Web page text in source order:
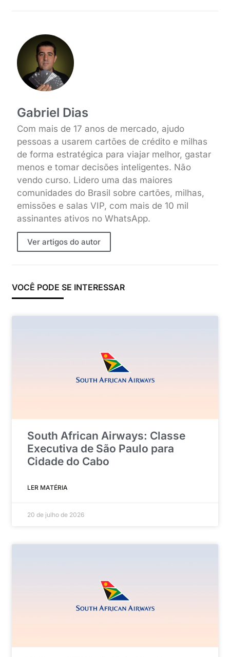
Gabriel Dias
Com mais de 17 anos de mercado, ajudo
pessoas a usarem cartões de crédito e milhas
de forma estratégica para viajar melhor, gastar
menos e tomar decisões inteligentes. Não
vendo curso. Lidero uma das maiores
comunidades do Brasil sobre cartões, milhas,
emissões e salas VIP, com mais de 10 mil
assinantes ativos no WhatsApp.
Ver artigos do autor
VOCÊ PODE SE INTERESSAR
South African Airways: Classe
Executiva de São Paulo para
Cidade do Cabo
LER MATÉRIA
20 de julho de 2026